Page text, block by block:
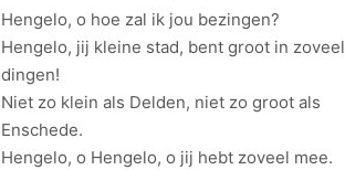
Hengelo, o hoe zal ik jou bezingen?
Hengelo, jij kleine stad, bent groot in zoveel
dingen!
Niet zo klein als Delden, niet zo groot als
Enschede.
Hengelo, o Hengelo, o jij hebt zoveel mee.